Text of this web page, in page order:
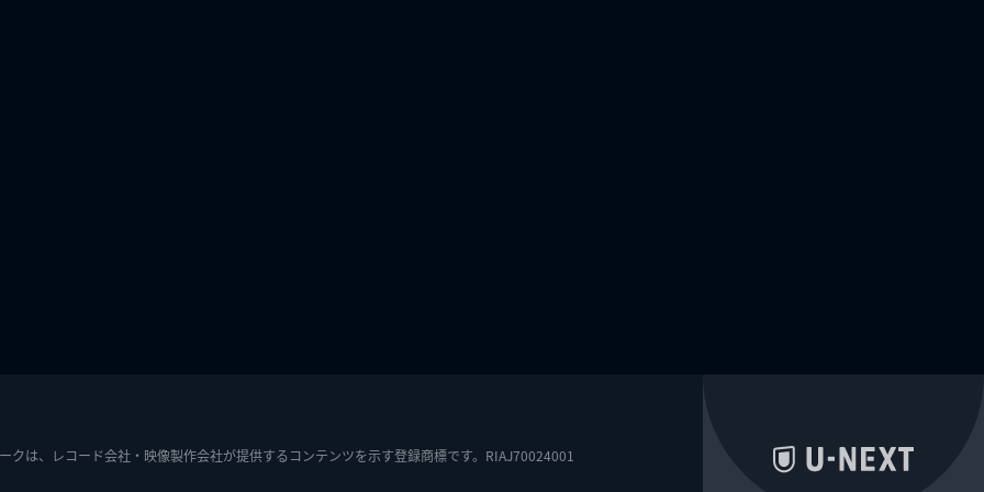
クは、レコード会社・映像製作会社が提供するコンテンツを示す登録商標です。RIAJ70024001